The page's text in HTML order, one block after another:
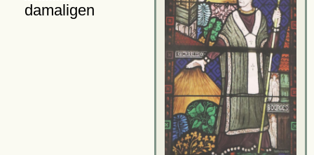
damaligen